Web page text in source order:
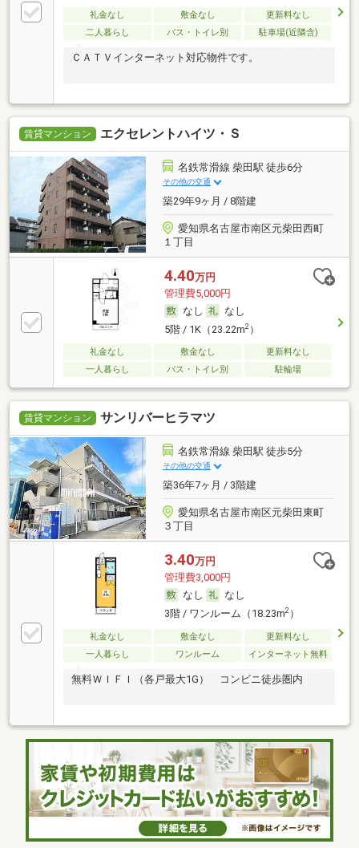
礼金なし 敷金なし
更新料なし
二人暮らし
バス・トイレ別 駐車場(近隣含)
ＣＡＴＶインターネット対応物件です。
賃貸マンション エクセレントハイツ・Ｓ
名鉄常滑線 柴田駅 徒歩6分
その他の交通
築29年9ヶ月 / 8階建
愛知県名古屋市南区元柴田西町
１丁目
4.40万円
管理費5,000円
なし
なし
5階 / 1K（23.22m2）
礼金なし 敷金なし
更新料なし
一人暮らし
バス・トイレ別 駐輪場
賃貸マンション サンリバーヒラマツ
名鉄常滑線 柴田駅 徒歩5分
その他の交通
築36年7ヶ月 / 3階建
愛知県名古屋市南区元柴田東町
３丁目
3.40万円
管理費3,000円
なし
なし
3階 / ワンルーム（18.23m2）
礼金なし 敷金なし
更新料なし
一人暮らし
ワンルーム インターネット無料
無料ＷＩＦＩ（各戸最大1G） コンビニ徒歩圏内